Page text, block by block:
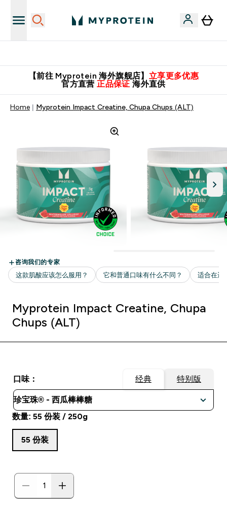
【前往 Myprotein 海外旗舰店】 立享更多优惠
官方直营 正品保证 海外直供
Home Myprotein Impact Creatine, Chupa Chups (ALT)
Myprotein Impact Creatine, Chupa
Chups (ALT)
口味： 经典 特别版
数量: 55 份装 / 250g
55 份装